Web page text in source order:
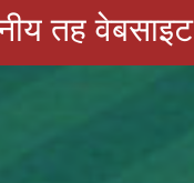
तह वेबसाइट